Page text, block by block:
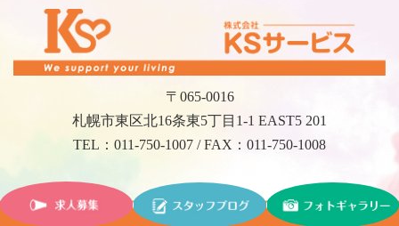
〒065-0016
札幌市東区北16条東5丁目1-1 EAST5 201
TEL：011-750-1007 / FAX：011-750-1008
©2017 KS Service